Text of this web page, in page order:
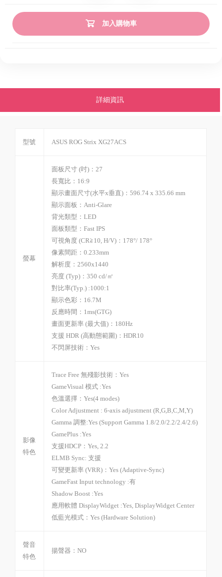
加入購物車
詳細資訊
型號 ASUS ROG Strix XG27ACS
螢幕
面板尺寸 (吋)：27
長寬比：16:9
顯示畫面尺寸(水平x垂直)：596.74 x 335.66 mm
顯示面板：Anti-Glare
背光類型：LED
面板類型：Fast IPS
可視角度 (CR≧10, H/V)：178°/ 178°
像素間距：0.233mm
解析度：2560x1440
亮度 (Typ)：350 cd/㎡
對比率(Typ.) :1000:1
顯示色彩：16.7M
反應時間：1ms(GTG)
畫面更新率 (最大值)：180Hz
支援 HDR (高動態範圍)： HDR10
不閃屏技術：Yes
影像
特色
Trace Free 無殘影技術： Yes
GameVisual 模式 :Yes
色溫選擇： Yes(4 modes)
Color Adjustment : 6-axis adjustment (R,G,B,C,M,Y)
Gamma 調整:Yes (Support Gamma 1.8/2.0/2.2/2.4/2.6)
GamePlus :Yes
支援HDCP： Yes, 2.2
ELMB Sync: 支援
可變更新率 (VRR)： Yes (Adaptive-Sync)
GameFast Input technology :有
Shadow Boost :Yes
應用軟體 DisplayWidget :Yes, DisplayWidget Center
低藍光模式： Yes (Hardware Solution)
聲音
特色
揚聲器：NO